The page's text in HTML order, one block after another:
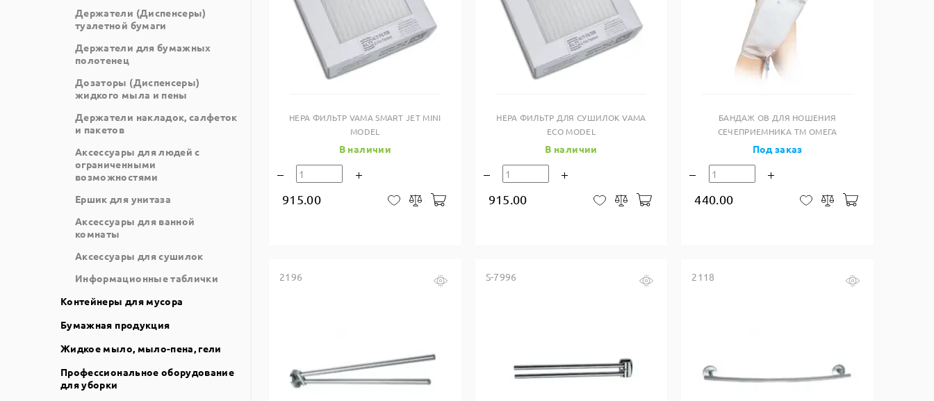
Держатели (Диспенсеры)
туалетной бумаги
Держатели для бумажных
полотенец
Дозаторы (Диспенсеры)
жидкого мыла и пены
Держатели накладок, салфеток
и пакетов
Аксессуары для людей с
ограниченными
возможностями
Ершик для унитаза
Аксессуары для ванной
комнаты
Аксессуары для сушилок
Информационные таблички
Контейнеры для мусора
Бумажная продукция
Жидкое мыло, мыло-пена, гели
Профессиональное оборудование
для уборки
Купить в один клик
HEPA ФИЛЬТР VAMA SMART JET MINI
MODEL
В наличии
915.00 В закладки
СравнитьВ корзину
Купить в один клик
HEPA ФИЛЬТР ДЛЯ СУШИЛОК VAMA
ECO MODEL
В наличии
915.00 В закладки
СравнитьВ корзину
Купить в один клик
БАНДАЖ OB ДЛЯ НОШЕНИЯ
СЕЧЕПРИЕМНИКА ТМ ОМЕГА
Под заказ
440.00 В закладки
Сравнить
2196 S-7996 2118